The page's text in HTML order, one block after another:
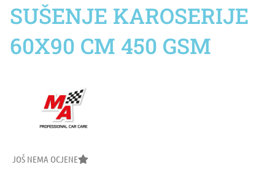
SUŠENJE KAROSERIJE
60X90 CM 450 GSM
JOŠ NEMA OCJENE